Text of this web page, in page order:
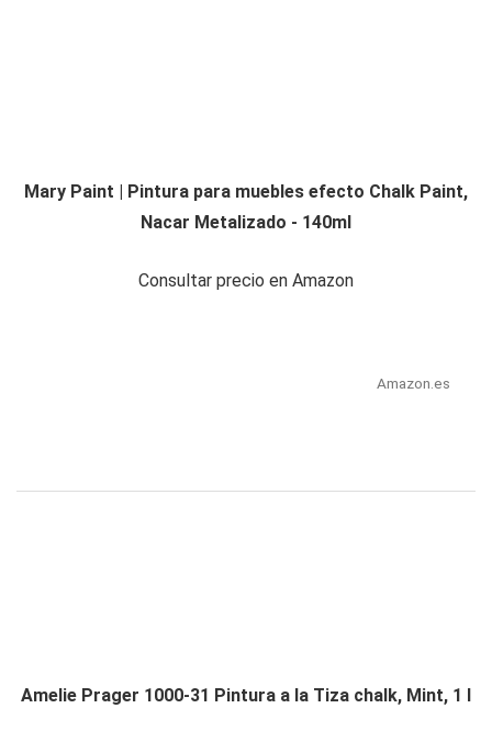
Mary Paint | Pintura para muebles efecto Chalk Paint,
Nacar Metalizado - 140ml
Consultar precio en Amazon
Amazon.es
Amelie Prager 1000-31 Pintura a la Tiza chalk, Mint, 1 l